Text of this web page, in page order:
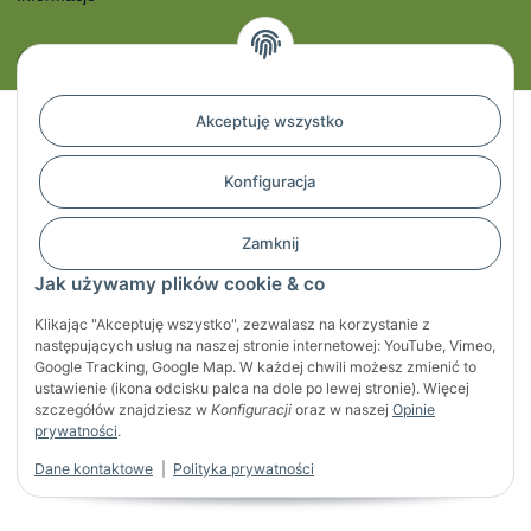
Akceptuję wszystko
Konfiguracja
Zamknij
Jak używamy plików cookie & co
Klikając "Akceptuję wszystko", zezwalasz na korzystanie z
następujących usług na naszej stronie internetowej: YouTube, Vimeo,
Google Tracking, Google Map. W każdej chwili możesz zmienić to
ustawienie (ikona odcisku palca na dole po lewej stronie). Więcej
szczegółów znajdziesz w Konfiguracji oraz w naszej Opinie
prywatności.
Dane kontaktowe Polityka prywatności
* Wszystkie ceny zawierają podatek VAT, plus